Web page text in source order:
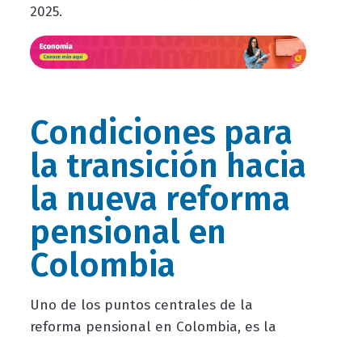
2025.
Condiciones para
la transición hacia
la nueva reforma
pensional en
Colombia
Uno de los puntos centrales de la
reforma pensional en Colombia, es la